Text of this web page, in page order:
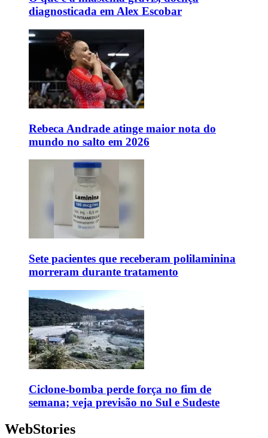
diagnosticada em Alex Escobar
Rebeca Andrade atinge maior nota do
mundo no salto em 2026
Sete pacientes que receberam polilaminina
morreram durante tratamento
Ciclone-bomba perde força no fim de
semana; veja previsão no Sul e Sudeste
WebStories